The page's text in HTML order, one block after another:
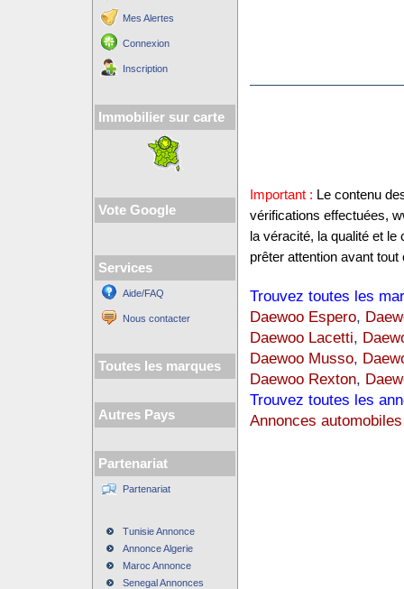
Mes Alertes
Connexion
Inscription
Immobilier sur carte
Vote Google
Services
Aide/FAQ
Nous contacter
Toutes les marques
Autres Pays
Partenariat
Partenariat
Tunisie Annonce
Annonce Algerie
Maroc Annonce
Senegal Annonces
Important : Le contenu
vérifications effectuées,
la véracité, la qualité et
prêter attention avant tout
Trouvez toutes les
Daewoo Espero,
Daewoo Lacetti,
Daewoo Musso,
Daewoo Rexton,
Trouvez toutes les
Annonces